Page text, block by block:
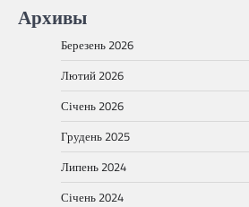
Архивы
Березень 2026
Лютий 2026
Січень 2026
Грудень 2025
Липень 2024
Січень 2024